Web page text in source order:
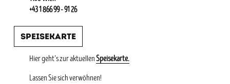
+43 1 866 99 - 91 26
Speisekarte
Hier geht’s zur aktuellenSpeisekarte.
Lassen Sie sich verwöhnen!